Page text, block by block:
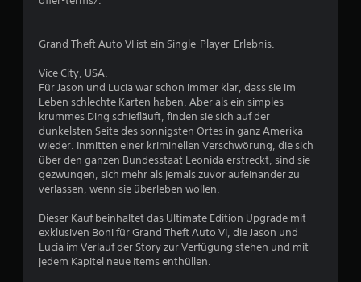
Grand Theft Auto VI ist ein Single-Player-Erlebnis.
Vice City, USA.
Für Jason und Lucia war schon immer klar, dass sie im
Leben schlechte Karten haben. Aber als ein simples
krummes Ding schiefläuft, finden sie sich auf der
dunkelsten Seite des sonnigsten Ortes in ganz Amerika
wieder. Inmitten einer kriminellen Verschwörung, die sich
über den ganzen Bundesstaat Leonida erstreckt, sind sie
gezwungen, sich mehr als jemals zuvor aufeinander zu
verlassen, wenn sie überleben wollen.
Dieser Kauf beinhaltet das Ultimate Edition Upgrade mit
exklusiven Boni für Grand Theft Auto VI, die Jason und
Lucia im Verlauf der Story zur Verfügung stehen und mit
jedem Kapitel neue Items enthüllen.